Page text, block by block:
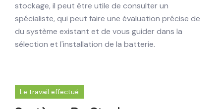
stockage, il peut être utile de consulter un
spécialiste, qui peut faire une évaluation précise de
du système existant et de vous guider dans la
sélection et l'installation de la batterie.
Le travail effectué